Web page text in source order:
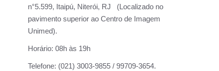
n°5.599, Itaipú, Niterói, RJ (Localizado no
pavimento superior ao Centro de Imagem
Unimed).
Horário: 08h às 19h
Telefone: (021) 3003-9855 / 99709-3654.